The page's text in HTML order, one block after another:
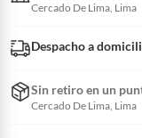
Cercado De Lima, Lima
Despacho a
Sin retiro en un
Cercado De Lima, Lima